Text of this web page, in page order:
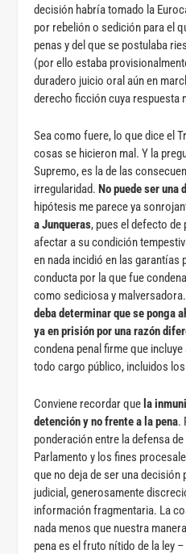
decisión habría tomado la
por rebelión o sedición para el
penas y del que se postulaba
(por ello estaba
duradero juicio oral aún en
derecho ficción cuya respuesta
Sea como fuere, lo que dice el
cosas se hicieron mal. Y la
Supremo, es la de las
irregularidad.No puede ser una
hipótesis me parece ya
a Junqueras, pues el defecto
afectar a su condición
en nada incidió en las garantías
conducta por la que fue
como sediciosa y
deba determinar que se ponga
ya en prisión por una razón
condena penal firme que
todo cargo público, incluidos
Conviene recordar que la
detención y no frente a la pena.
ponderación entre la defensa
Parlamento y los fines
que no deja de ser una
judicial, generosamente
información fragmentaria. La
nada menos que nuestra
pena es el fruto nítido de la ley